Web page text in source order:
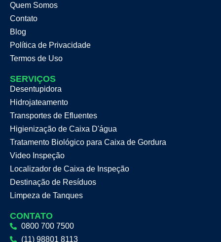
Quem Somos
Contato
Blog
Política de Privacidade
Termos de Uso
SERVIÇOS
Desentupidora
Hidrojateamento
Transportes de Efluentes
Higienização de Caixa D'água
Tratamento Biológico para Caixa de Gordura
Video Inspeção
Localizador de Caixa de Inspeção
Destinação de Resíduos
Limpeza de Tanques
CONTATO
0800 700 7500
(11) 98801 8113